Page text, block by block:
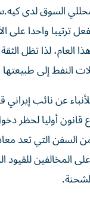
السوق لدى
ترتيبا واحدا على
لذا تظل
النفط إلى
عن نائب إيراني
قانون أوليا لحظر
من السفن ‌التي تعد
المخالفين للقيود